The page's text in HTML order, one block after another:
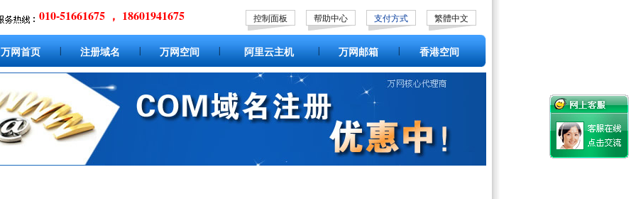
010-51661675 ， 18601941675 控制面板 帮助中心 支付方式 繁體中文
万网首页 注册域名 万网空间 阿里云主机 万网邮箱 香港空间